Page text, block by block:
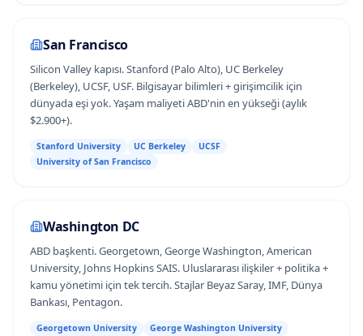
San Francisco
Silicon Valley kapısı. Stanford (Palo Alto), UC Berkeley
(Berkeley), UCSF, USF. Bilgisayar bilimleri + girişimcilik için
dünyada eşi yok. Yaşam maliyeti ABD'nin en yükseği (aylık
$2.900+).
Stanford University UC Berkeley
UCSF
University of San Francisco
Washington DC
ABD başkenti. Georgetown, George Washington, American
University, Johns Hopkins SAIS. Uluslararası ilişkiler + politika +
kamu yönetimi için tek tercih. Stajlar Beyaz Saray, IMF, Dünya
Bankası, Pentagon.
Georgetown University
George Washington University